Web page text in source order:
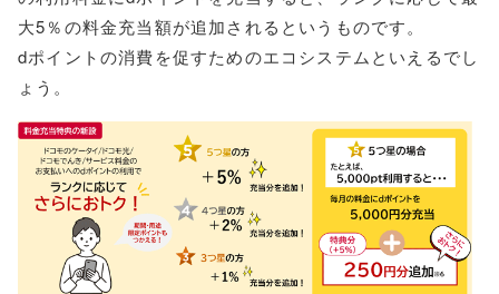
大5％の料金充当額が追加されるというものです。
dポイントの消費を促すためのエコシステムといえるでし
ょう。